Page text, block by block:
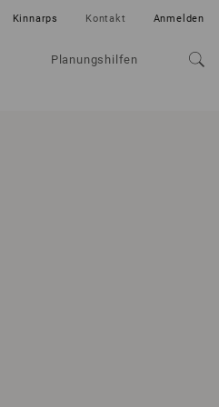
Planungshilfen
Kinnarps Kontakt Anmelden